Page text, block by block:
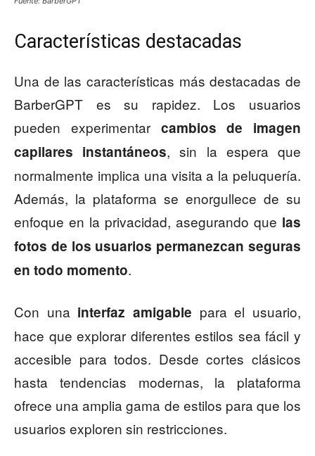
Características destacadas
Una de las características más destacadas de
BarberGPT es su rapidez. Los usuarios
pueden experimentar cambios de imagen
capilares instantáneos, sin la espera que
normalmente implica una visita a la peluquería.
Además, la plataforma se enorgullece de su
enfoque en la privacidad, asegurando que las
fotos de los usuarios permanezcan seguras
en todo momento.
Con una interfaz amigable para el usuario,
hace que explorar diferentes estilos sea fácil y
accesible para todos. Desde cortes clásicos
hasta tendencias modernas, la plataforma
ofrece una amplia gama de estilos para que los
usuarios exploren sin restricciones.